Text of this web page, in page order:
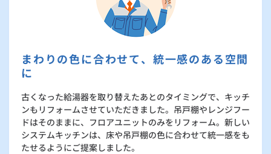
まわりの色に合わせて、統一感のある空間
に
古くなった給湯器を取り替えたあとのタイミングで、キッチ
ンもリフォームさせていただきました。吊戸棚やレンジフー
ドはそのままに、フロアユニットのみをリフォーム。新しい
システムキッチンは、床や吊戸棚の色に合わせて統一感をも
たせるようにご提案しました。